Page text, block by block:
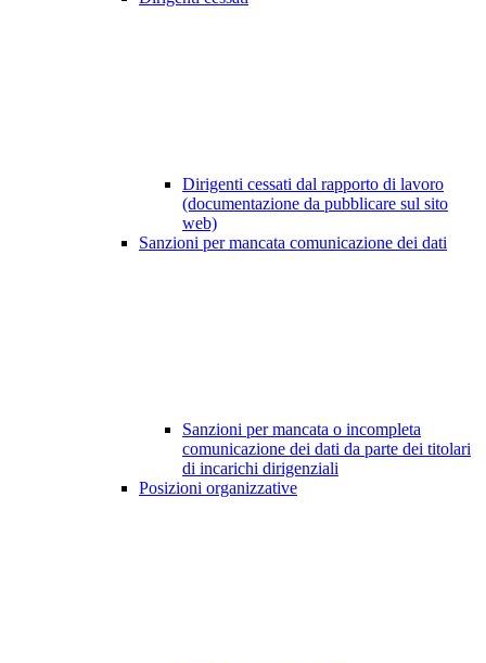
Dirigenti cessati dal rapporto di lavoro
(documentazione da pubblicare sul sito
web)
Sanzioni per mancata comunicazione dei dati
Sanzioni per mancata o incompleta
comunicazione dei dati da parte dei titolari
di incarichi dirigenziali
Posizioni organizzative